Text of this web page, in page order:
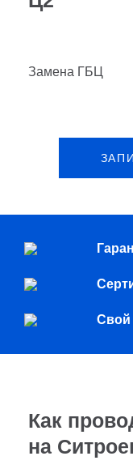
Замена ГБЦ
Свой
Как
на